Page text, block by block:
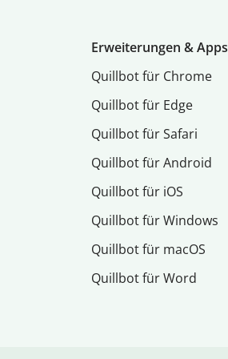
Erweiterungen & Apps
Quillbot für Chrome
Quillbot für Edge
Quillbot für Safari
Quillbot für Android
Quillbot für iOS
Quillbot für Windows
Quillbot für macOS
Quillbot für Word